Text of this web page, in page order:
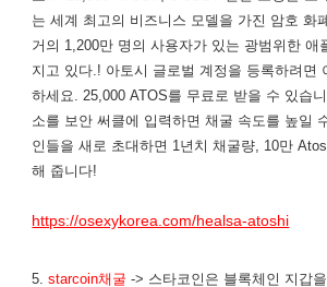
는 세계 최고의 비즈니스 모델을 가진 암호 화
거의 1,200만 명의 사용자가 있는 광범위한 애
지고 있다.! 아토시 글로벌 계정을 등록하려면
하세요. 25,000 ATOS를 무료로 받을 수 있습
소를 보안 써클에 입력하면 채굴 속도를 높일
인들을 새로 초대하면 1년치 채굴량, 10만
해 줍니다!
https://osexykorea.com/healsa-atoshi
5.starcoin채굴 -> 스타코인은 블록체인 지갑